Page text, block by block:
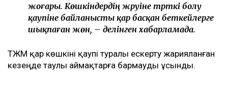
жоғары. Көшкіндердің жүруіне түрткі болу
қаупіне байланысты қар басқан беткейлерге
шықпаған жөн, – делінген хабарламада.
ТЖМ қар көшкіні қаупі туралы ескерту жарияланған
кезеңде таулы аймақтарға бармауды ұсынды.